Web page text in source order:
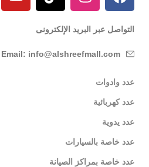
التواصل عبر البريد الإلكترونى
Email: info@alshreefmall.com
عدد وادوات
عدد كهربائية
عدد يدوية
عدد خاصة بالسيارات
عدد خاصة بمراكز الصيانة